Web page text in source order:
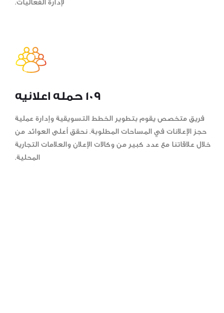
لإدارة الفعاليات.
109 حمله اعلانيه
فريق متخصص يقوم بتطوير الخطط التسويقية وإدارة عملية
حجز الإعلانات في المساحات المطلوبة. نحقق أعلى العوائد من
خلال علاقاتنا مع عدد كبير من وكالات الإعلان والعلامات التجارية
المحلية.